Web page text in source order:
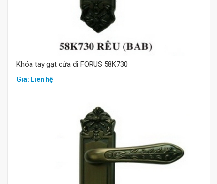
Khóa tay gạt cửa đi FORUS 58K730
Giá: Liên hệ